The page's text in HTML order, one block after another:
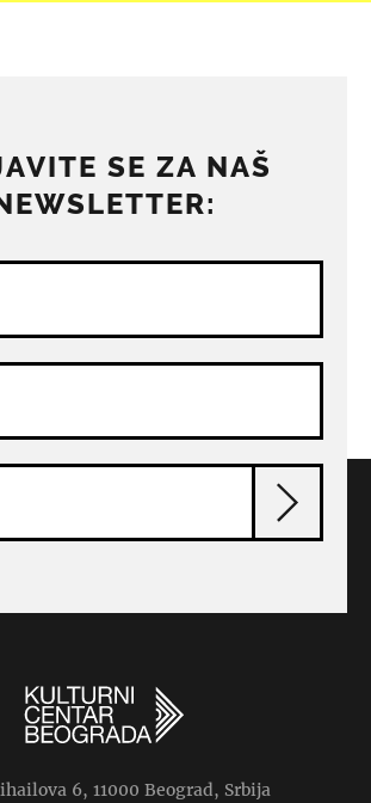
SE ZA NAŠ
6, 11000 Beograd, Srbija